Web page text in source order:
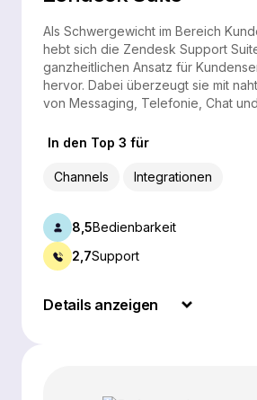
Als Schwergewicht im Bereich
hebt sich die Zendesk Support
ganzheitlichen Ansatz für
hervor. Dabei überzeugt sie mit
von Messaging, Telefonie, Chat
In den Top 3 für
Channels Integrationen
8,5Bedienbarkeit
2,7Support
Details anzeigen